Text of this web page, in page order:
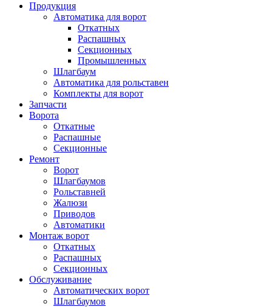
Продукция
Автоматика для ворот
Откатных
Распашных
Секционных
Промышленных
Шлагбаум
Автоматика для рольставен
Комплекты для ворот
Запчасти
Ворота
Откатные
Распашные
Секционные
Ремонт
Ворот
Шлагбаумов
Рольставней
Жалюзи
Приводов
Автоматики
Монтаж ворот
Откатных
Распашных
Секционных
Обслуживание
Автоматических ворот
Шлагбаумов